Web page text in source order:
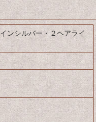
ンシルバー・２ヘアライ